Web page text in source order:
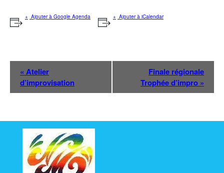
Ajouter à Google Agenda Ajouter à iCalendar
N
v
g
« Atelier
d’improvisation
Finale régionale
Trophée d’impro »